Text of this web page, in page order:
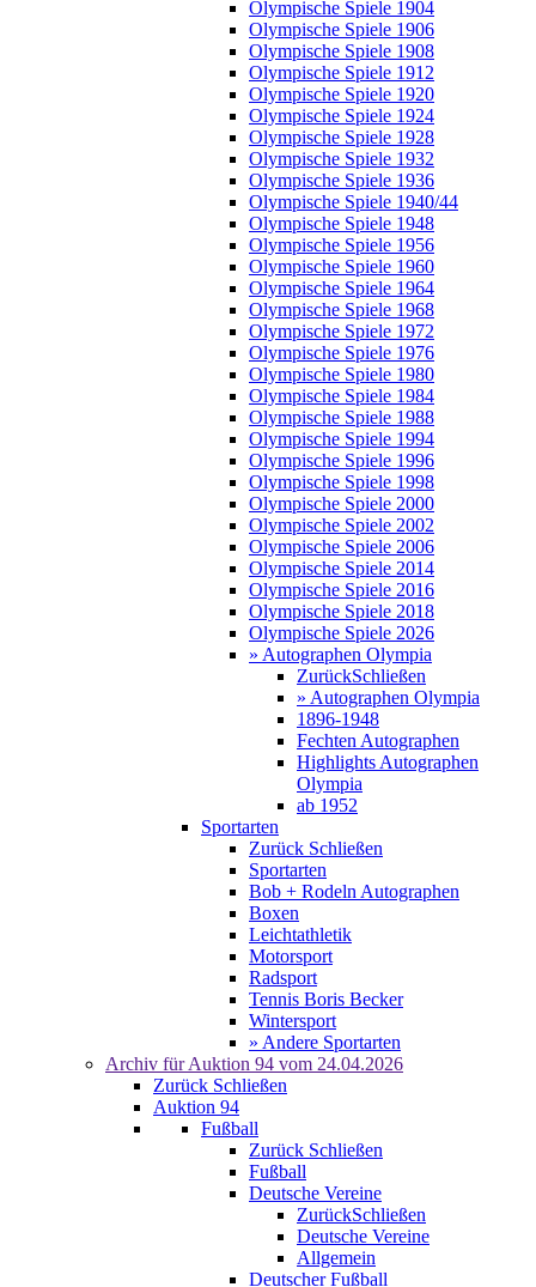
Olympische Spiele 1904
Olympische Spiele 1906
Olympische Spiele 1908
Olympische Spiele 1912
Olympische Spiele 1920
Olympische Spiele 1924
Olympische Spiele 1928
Olympische Spiele 1932
Olympische Spiele 1936
Olympische Spiele 1940/44
Olympische Spiele 1948
Olympische Spiele 1956
Olympische Spiele 1960
Olympische Spiele 1964
Olympische Spiele 1968
Olympische Spiele 1972
Olympische Spiele 1976
Olympische Spiele 1980
Olympische Spiele 1984
Olympische Spiele 1988
Olympische Spiele 1994
Olympische Spiele 1996
Olympische Spiele 1998
Olympische Spiele 2000
Olympische Spiele 2002
Olympische Spiele 2006
Olympische Spiele 2014
Olympische Spiele 2016
Olympische Spiele 2018
Olympische Spiele 2026
» Autographen Olympia
ZurückSchließen
» Autographen Olympia
1896-1948
Fechten Autographen
Highlights Autographen
Olympia
ab 1952
Sportarten
Zurück Schließen
Sportarten
Bob + Rodeln Autographen
Boxen
Leichtathletik
Motorsport
Radsport
Tennis Boris Becker
Wintersport
» Andere Sportarten
Archiv für Auktion 94 vom 24.04.2026
Zurück Schließen
Auktion 94
Fußball
Zurück Schließen
Fußball
Deutsche Vereine
ZurückSchließen
Deutsche Vereine
Allgemein
Deutscher Fußball